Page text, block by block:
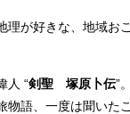
理が好きな、地域お
人 “剣聖 塚原卜伝”。
物語、一度は聞いた